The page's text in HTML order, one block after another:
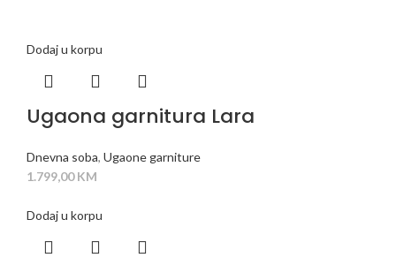
Dodaj u korpu
Ugaona garnitura Lara
Dnevna soba, Ugaone garniture
1.799,00KM
Dodaj u korpu